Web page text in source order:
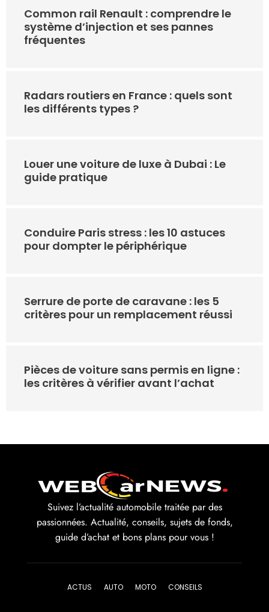
Common rail Renault : comprendre le
système d’injection et ses pannes
fréquentes
Radars routiers en France : quels sont
les différents types ?
Louer une voiture de luxe à Dubai : Le
guide pratique
Conduire Paris stress : les 10 astuces
pour dompter le périphérique
Serrure de porte de caravane : les 5
critères pour un remplacement réussi
Pièces de voiture sans permis en ligne :
les critères à vérifier avant l’achat
Suivez l’actualité automobile traitée par des
passionnées. Actualité, conseils, sujets de fonds,
guide d’achat et bons plans pour vous !
ACTUS AUTO MOTO CONSEILS